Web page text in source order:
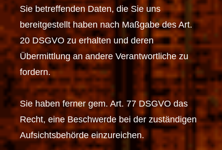
Sie betreffenden Daten, die Sie uns
bereitgestellt haben nach Maßgabe des Art.
20 DSGVO zu erhalten und deren
Übermittlung an andere Verantwortliche zu
fordern.
Sie haben ferner gem. Art. 77 DSGVO das
Recht, eine Beschwerde bei der zuständigen
Aufsichtsbehörde einzureichen.